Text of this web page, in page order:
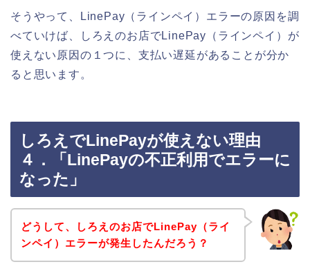
そうやって、LinePay（ラインペイ）エラーの原因を調
べていけば、しろえのお店でLinePay（ラインペイ）が
使えない原因の１つに、支払い遅延があることが分か
ると思います。
しろえでLinePayが使えない理由
４．「LinePayの不正利用でエラーに
なった」
どうして、しろえのお店でLinePay（ライ
ンペイ）エラーが発生したんだろう？